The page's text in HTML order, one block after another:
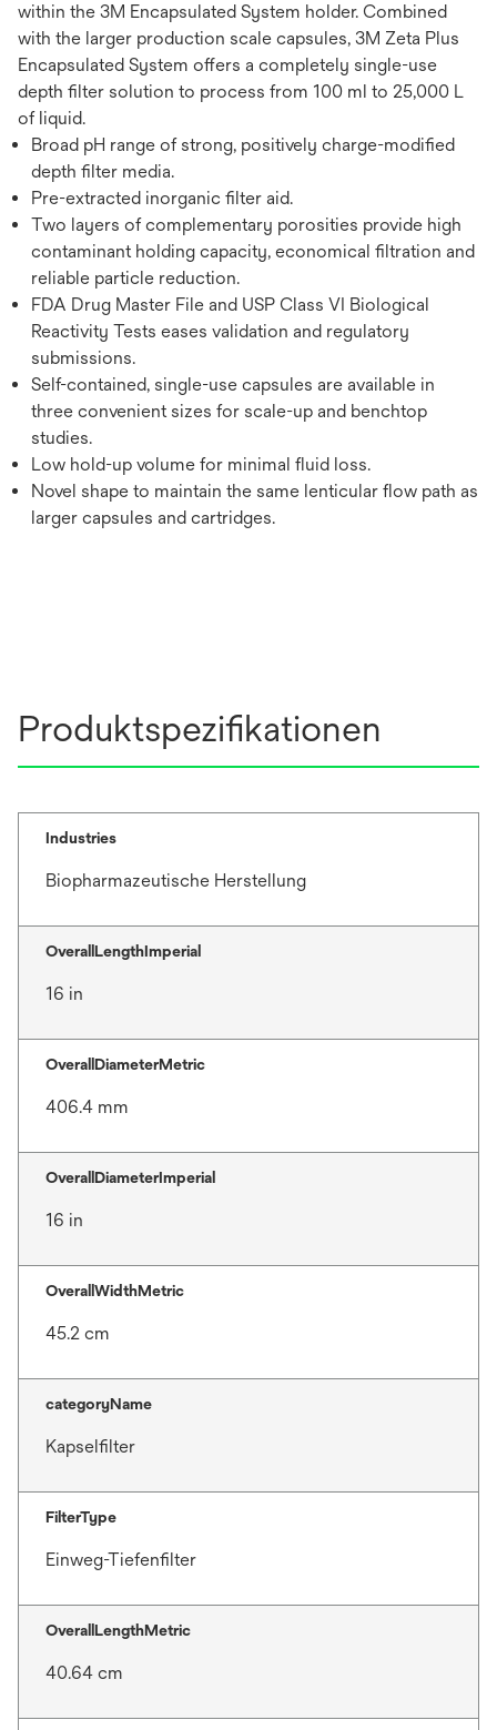
within the 3M Encapsulated System holder. Combined
with the larger production scale capsules, 3M Zeta Plus
Encapsulated System offers a completely single-use
depth filter solution to process from 100 ml to 25,000 L
of liquid.
Broad pH range of strong, positively charge-modified
depth filter media.
Pre-extracted inorganic filter aid.
Two layers of complementary porosities provide high
contaminant holding capacity, economical filtration and
reliable particle reduction.
FDA Drug Master File and USP Class VI Biological
Reactivity Tests eases validation and regulatory
submissions.
Self-contained, single-use capsules are available in
three convenient sizes for scale-up and benchtop
studies.
Low hold-up volume for minimal fluid loss.
Novel shape to maintain the same lenticular flow path as
larger capsules and cartridges.
Produktspezifikationen
Industries
Biopharmazeutische Herstellung
OverallLengthImperial
16 in
OverallDiameterMetric
406.4 mm
OverallDiameterImperial
16 in
OverallWidthMetric
45.2 cm
categoryName
Kapselfilter
FilterType
Einweg-Tiefenfilter
OverallLengthMetric
40.64 cm